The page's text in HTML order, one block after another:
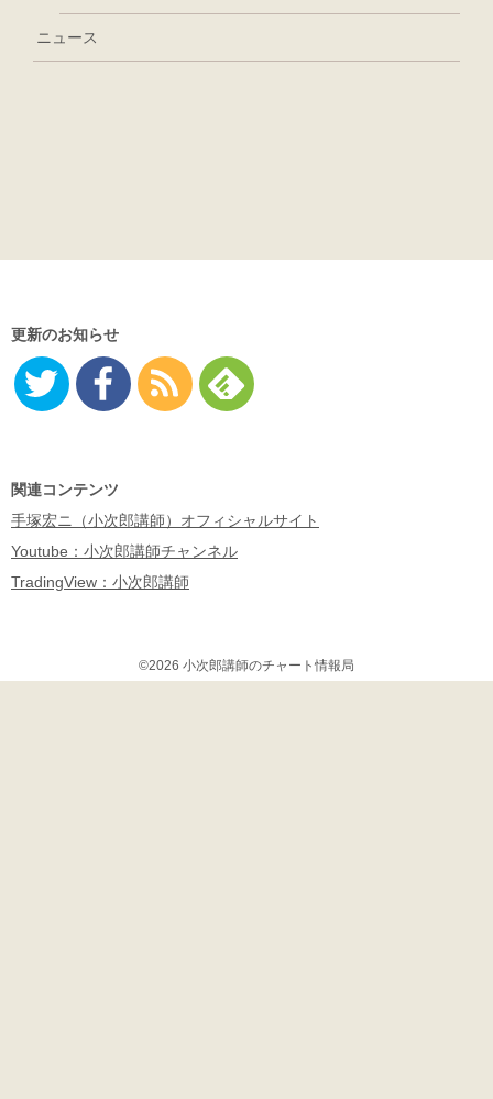
ニュース
更新のお知らせ
関連コンテンツ
手塚宏ニ（小次郎講師）オフィシャルサイト
Youtube：小次郎講師チャンネル
TradingView：小次郎講師
©2026 小次郎講師のチャート情報局